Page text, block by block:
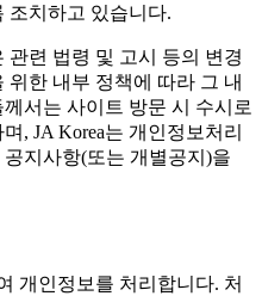
조치하고 있습니다.
관련 법령 및 고시 등의 변경
한 내부 정책에 따라 그 내
서는 사이트 방문 시 수시로
, JA Korea는 개인정보처리
지사항(또는 개별공지)을
개인정보를 처리합니다. 처